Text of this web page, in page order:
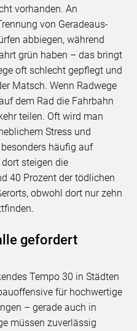
vorhanden. An
von Geradeaus-
abbiegen, während
grün haben – das bringt
oft schlecht gepflegt und
Matsch. Wenn Radwege
dem Rad die Fahrbahn
teilen. Oft wird man
Stress und
häufig auf
steigen die
40 Prozent der tödlichen
obwohl dort nur zehn
gefordert
Tempo 30 in Städten
für hochwertige
– gerade auch in
müssen zuverlässig